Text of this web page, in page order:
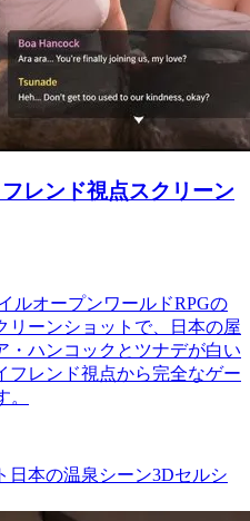
レンド視点スクリーン
ルオープンワールドRPGの
リーンショットで、日本の屋
・ハンコックとツナデが白い
フレンド視点から完全なゲー
日本の温泉シーン3Dセルシ